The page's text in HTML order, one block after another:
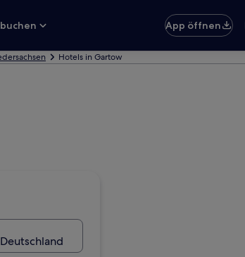
App öffnen
Hotels in Gartow